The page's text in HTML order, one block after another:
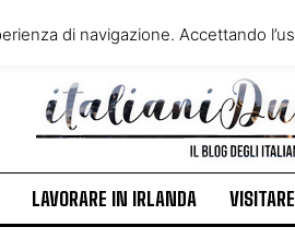
LAVORARE IN IRLANDA
di navigazione. Accettando